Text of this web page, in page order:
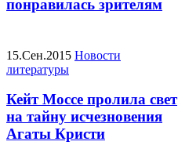
понравилась зрителям
15.Сен.2015 Новости
литературы
Кейт Моссе пролила свет
на тайну исчезновения
Агаты Кристи